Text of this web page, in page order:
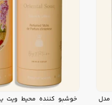
خوشبو کننده محیط ویت یو With You مدل